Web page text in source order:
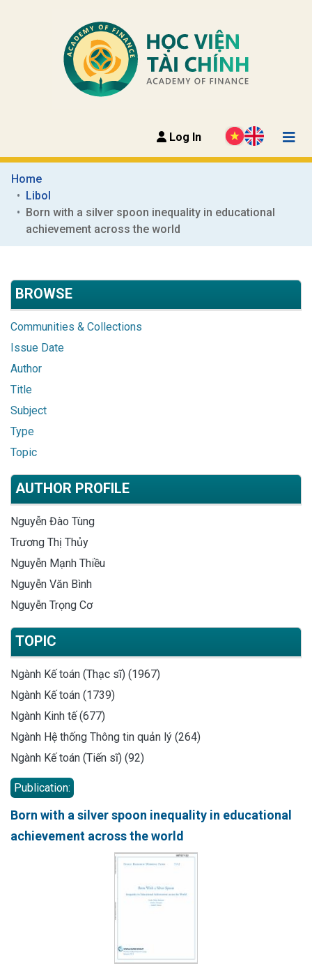
Log In
Home
Libol
Born with a silver spoon inequality in educational
achievement across the world
BROWSE
Communities & Collections
Issue Date
Author
Title
Subject
Type
Topic
AUTHOR PROFILE
Nguyễn Đào Tùng
Trương Thị Thủy
Nguyễn Mạnh Thiều
Nguyễn Văn Bình
Nguyễn Trọng Cơ
TOPIC
Ngành Kế toán (Thạc sĩ) (1967)
Ngành Kế toán (1739)
Ngành Kinh tế (677)
Ngành Hệ thống Thông tin quản lý (264)
Ngành Kế toán (Tiến sĩ) (92)
Publication:
Born with a silver spoon inequality in educational
achievement across the world